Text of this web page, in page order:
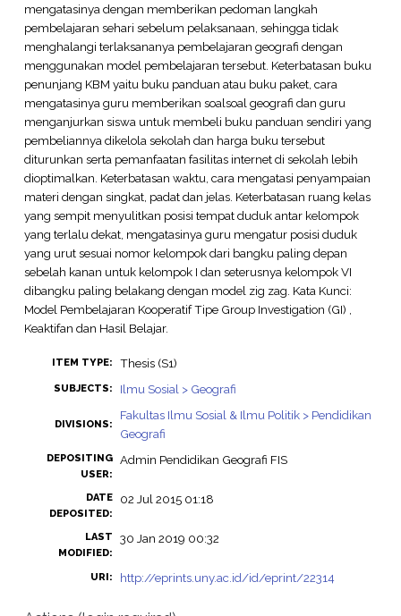
mengatasinya dengan memberikan pedoman langkah
pembelajaran sehari sebelum pelaksanaan, sehingga tidak
menghalangi terlaksananya pembelajaran geografi dengan
menggunakan model pembelajaran tersebut. Keterbatasan buku
penunjang KBM yaitu buku panduan atau buku paket, cara
mengatasinya guru memberikan soalsoal geografi dan guru
menganjurkan siswa untuk membeli buku panduan sendiri yang
pembeliannya dikelola sekolah dan harga buku tersebut
diturunkan serta pemanfaatan fasilitas internet di sekolah lebih
dioptimalkan. Keterbatasan waktu, cara mengatasi penyampaian
materi dengan singkat, padat dan jelas. Keterbatasan ruang kelas
yang sempit menyulitkan posisi tempat duduk antar kelompok
yang terlalu dekat, mengatasinya guru mengatur posisi duduk
yang urut sesuai nomor kelompok dari bangku paling depan
sebelah kanan untuk kelompok I dan seterusnya kelompok VI
dibangku paling belakang dengan model zig zag. Kata Kunci:
Model Pembelajaran Kooperatif Tipe Group Investigation (GI) ,
Keaktifan dan Hasil Belajar.
ITEM TYPE: Thesis (S1)
SUBJECTS: Ilmu Sosial > Geografi
DIVISIONS:
Fakultas Ilmu Sosial & Ilmu Politik > Pendidikan
Geografi
DEPOSITING
USER:
Admin Pendidikan Geografi FIS
DATE
DEPOSITED:
02 Jul 2015 01:18
LAST
MODIFIED:
30 Jan 2019 00:32
URI: http://eprints.uny.ac.id/id/eprint/22314